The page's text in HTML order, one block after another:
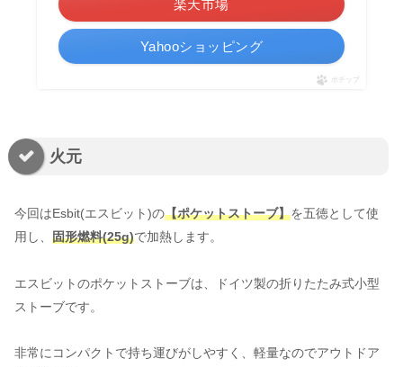
楽天市場
Yahooショッピング
ポチップ
火元
今回はEsbit(エスビット)の【ポケットストーブ】を五徳として使
用し、 固形燃料(25g)で加熱します。
エスビットのポケットストーブは、ドイツ製の折りたたみ式小型
ストーブです。
非常にコンパクトで持ち運びがしやすく、軽量なのでアウトドア